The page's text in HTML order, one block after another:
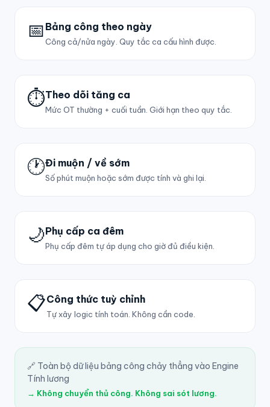
📅 Bảng công theo ngày
Công cả/nửa ngày. Quy tắc ca cấu hình được.
⏱Theo dõi tăng ca
Mức OT thường + cuối tuần. Giới hạn theo quy tắc.
🕐Đi muộn / về sớm
Số phút muộn hoặc sớm được tính và ghi lại.
🌙Phụ cấp ca đêm
Phụ cấp đêm tự áp dụng cho giờ đủ điều kiện.
📋Công thức tuỳ chỉnh
Tự xây logic tính toán. Không cần code.
🔗 Toàn bộ dữ liệu bảng công chảy thẳng vào Engine
Tính lương
→ Không chuyển thủ công. Không sai sót lương.